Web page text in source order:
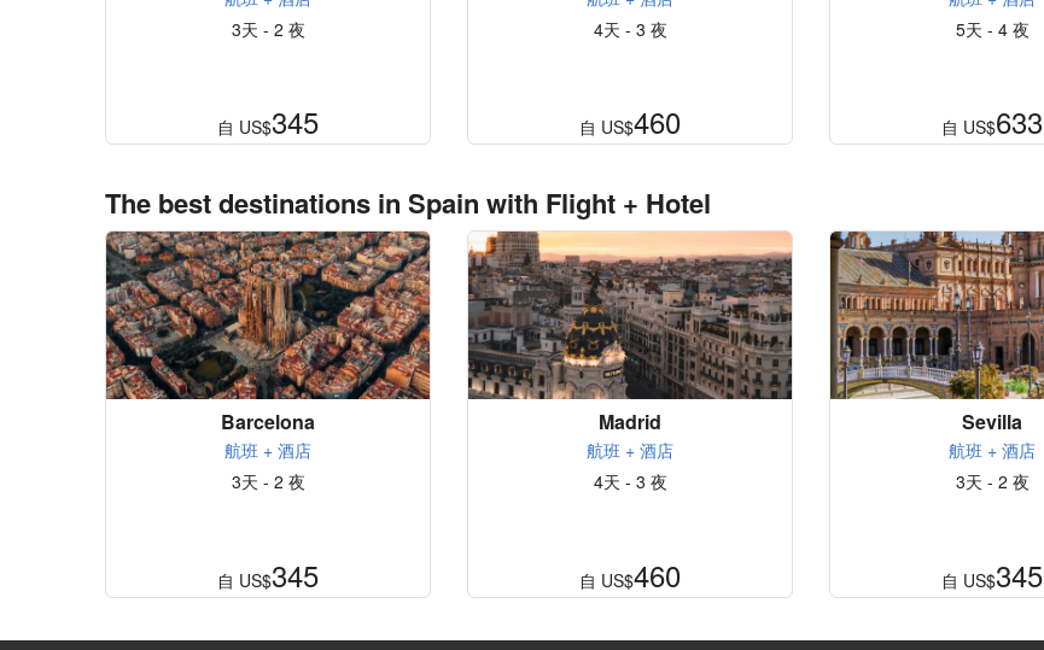
3天 - 2 夜
自 US$345
4天 - 3 夜
自 US$460
5天 - 4 夜
自 US$633
The best destinations in Spain with Flight + Hotel
Barcelona
航班 + 酒店
3天 - 2 夜
自 US$345
Madrid
航班 + 酒店
4天 - 3 夜
自 US$460
Sevilla
航班 + 酒店
3天 - 2 夜
自 US$345